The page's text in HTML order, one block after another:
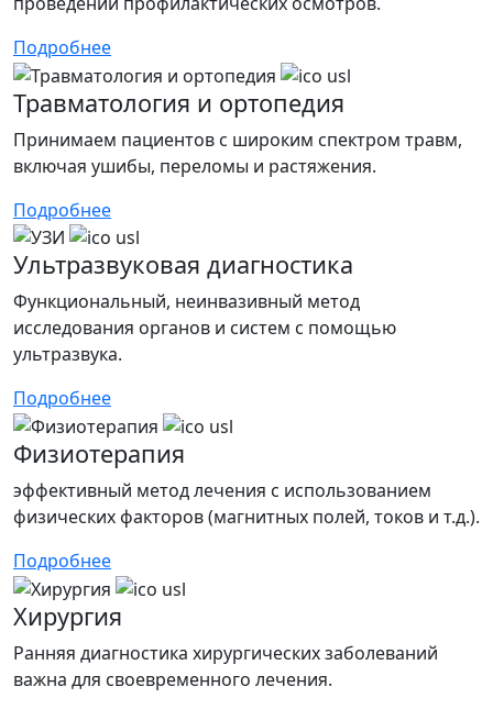
Подробнее
Травматология и ортопедия
Принимаем пациентов с широким спектром травм,
включая ушибы, переломы и растяжения.
Подробнее
Ультразвуковая диагностика
Функциональный, неинвазивный метод
исследования органов и систем с помощью
ультразвука.
Подробнее
Физиотерапия
эффективный метод лечения с использованием
физических факторов (магнитных полей, токов и т.д.).
Подробнее
Хирургия
Ранняя диагностика хирургических заболеваний
важна для своевременного лечения.